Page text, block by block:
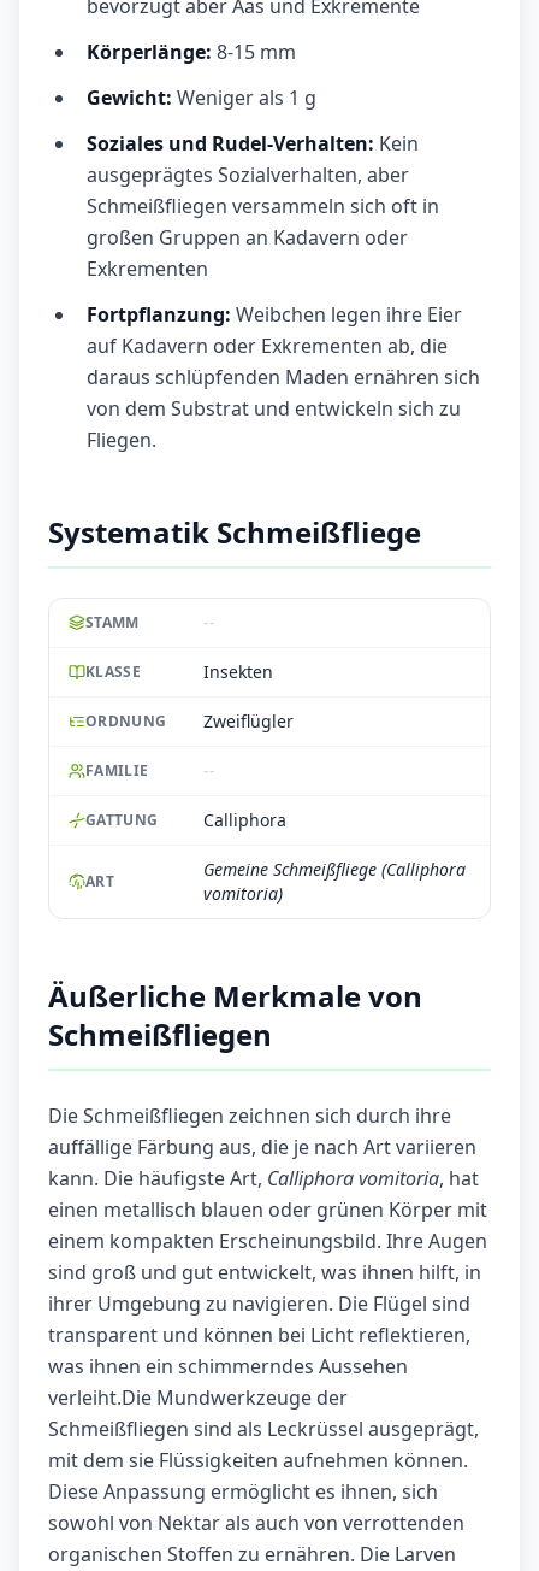
bevorzugt aber Aas und Exkremente
Körperlänge: 8-15 mm
Gewicht: Weniger als 1 g
Soziales und Rudel-Verhalten: Kein
ausgeprägtes Sozialverhalten, aber
Schmeißfliegen versammeln sich oft in
großen Gruppen an Kadavern oder
Exkrementen
Fortpflanzung: Weibchen legen ihre Eier
auf Kadavern oder Exkrementen ab, die
daraus schlüpfenden Maden ernähren sich
von dem Substrat und entwickeln sich zu
Fliegen.
Systematik Schmeißfliege
STAMM --
KLASSE Insekten
ORDNUNG Zweiflügler
FAMILIE --
GATTUNG Calliphora
ART
Gemeine Schmeißfliege (Calliphora
vomitoria)
Äußerliche Merkmale von
Schmeißfliegen
Die Schmeißfliegen zeichnen sich durch ihre
auffällige Färbung aus, die je nach Art variieren
kann. Die häufigste Art, Calliphora vomitoria, hat
einen metallisch blauen oder grünen Körper mit
einem kompakten Erscheinungsbild. Ihre Augen
sind groß und gut entwickelt, was ihnen hilft, in
ihrer Umgebung zu navigieren. Die Flügel sind
transparent und können bei Licht reflektieren,
was ihnen ein schimmerndes Aussehen
verleiht.Die Mundwerkzeuge der
Schmeißfliegen sind als Leckrüssel ausgeprägt,
mit dem sie Flüssigkeiten aufnehmen können.
Diese Anpassung ermöglicht es ihnen, sich
sowohl von Nektar als auch von verrottenden
organischen Stoffen zu ernähren. Die Larven